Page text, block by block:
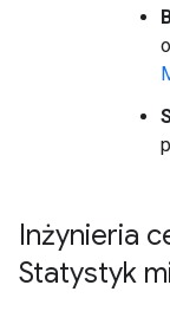
Inżynieria
Statystyk